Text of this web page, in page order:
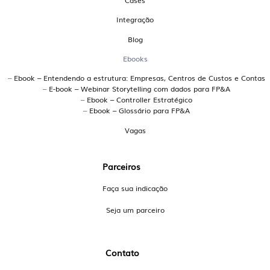
precisam de uma gestão financeira colaborativa,
conectada ao ERP e com múltiplos cenários de
Quais os principais sistemas
brasileiros para planejamento
orçamentário?
planejamento orçamentário, utilizada por grandes
empresas para conectar dados, simular cenários e
promover colaboração entre áreas. Outras opções
customizadas em Excel ou BI, mas a Handit se destaca
Existe uma alternativa ao Excel
Integração
Blog
Ebooks
– Ebook – Entendendo a estrutura: Empresas, Centros de Custos e Contas
– E-book – Webinar Storytelling com dados para FP&A
– Ebook – Controller Estratégico
– Ebook – Glossário para FP&A
Vagas
Parceiros
Faça sua indicação
Seja um parceiro
Contato